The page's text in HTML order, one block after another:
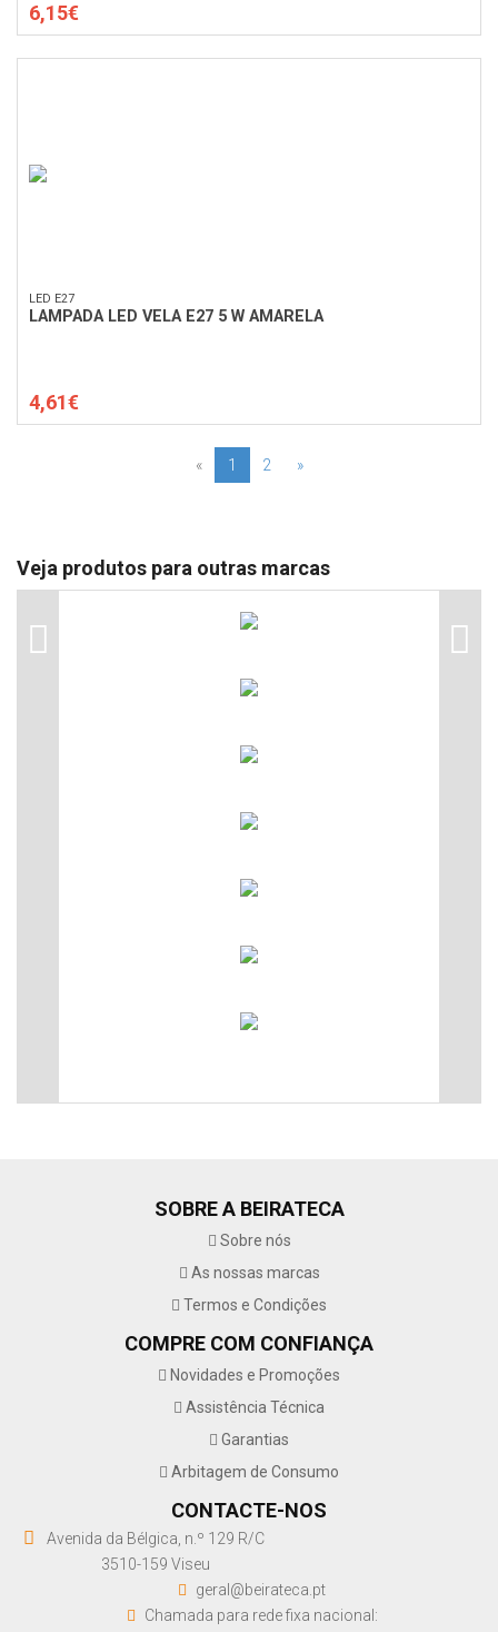
6,15€
LED E27
LAMPADA LED VELA E27 5 W AMARELA
4,61€
« 1 2 »
Veja produtos para outras marcas
SOBRE A BEIRATECA
Sobre nós
As nossas marcas
Termos e Condições
COMPRE COM CONFIANÇA
Novidades e Promoções
Assistência Técnica
Garantias
Arbitagem de Consumo
CONTACTE-NOS
Avenida da Bélgica, n.º 129 R/C
3510-159 Viseu
geral@beirateca.pt
Chamada para rede fixa nacional: